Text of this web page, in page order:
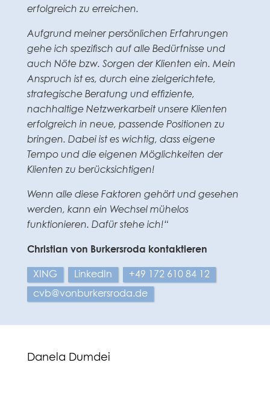
erfolgreich zu erreichen.
Aufgrund meiner persönlichen Erfahrungen
gehe ich spezifisch auf alle Bedürfnisse und
auch Nöte bzw. Sorgen der Klienten ein. Mein
Anspruch ist es, durch eine zielgerichtete,
strategische Beratung und effiziente,
nachhaltige Netzwerkarbeit unsere Klienten
erfolgreich in neue, passende Positionen zu
bringen. Dabei ist es wichtig, dass eigene
Tempo und die eigenen Möglichkeiten der
Klienten zu berücksichtigen!
Wenn alle diese Faktoren gehört und gesehen
werden, kann ein Wechsel mühelos
funktionieren. Dafür stehe ich!“
Christian von Burkersroda kontaktieren
XING LinkedIn
+49 172 610 84 12
cvb@vonburkersroda.de
Danela Dumdei